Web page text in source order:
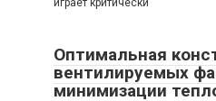
играет критически
Оптимальная
вентилируемых
минимизации